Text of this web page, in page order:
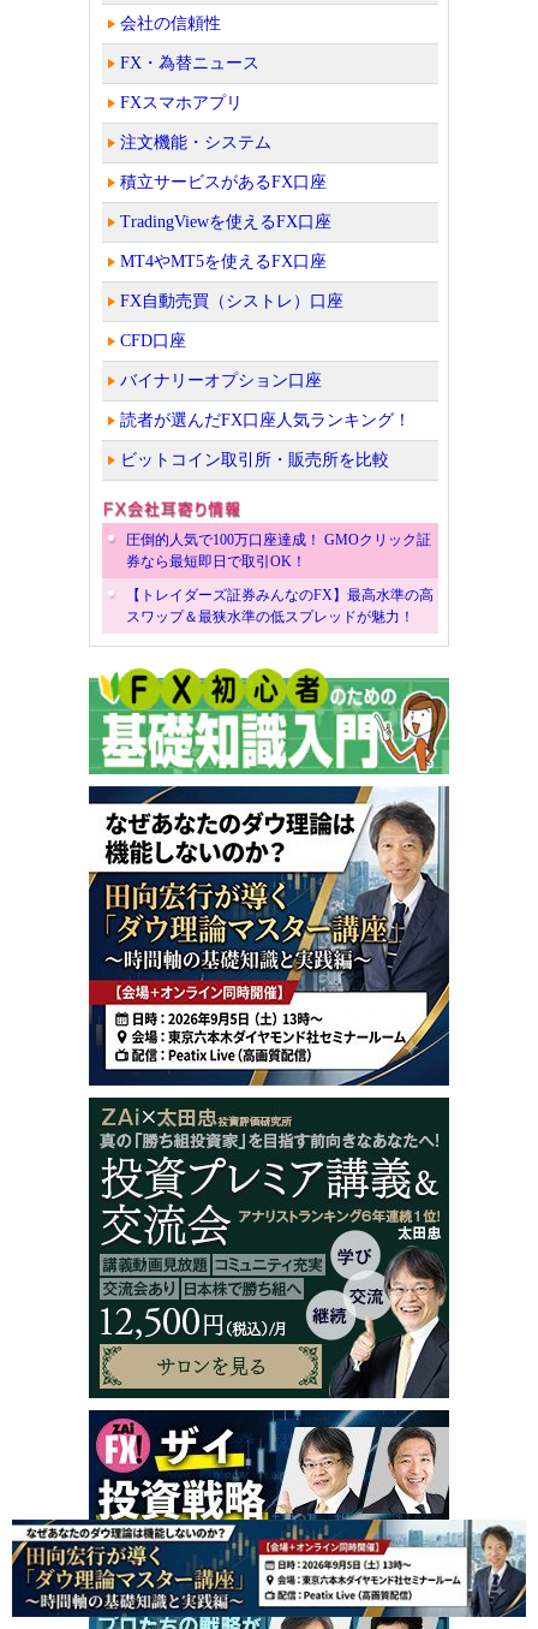
会社の信頼性
FX・為替ニュース
FXスマホアプリ
注文機能・システム
積立サービスがあるFX口座
TradingViewを使えるFX口座
MT4やMT5を使えるFX口座
FX自動売買（シストレ）口座
CFD口座
バイナリーオプション口座
読者が選んだFX口座人気ランキング！
ビットコイン取引所・販売所を比較
圧倒的人気で100万口座達成！ GMOクリック証
券なら最短即日で取引OK！
【トレイダーズ証券みんなのFX】最高水準の高
スワップ＆最狭水準の低スプレッドが魅力！